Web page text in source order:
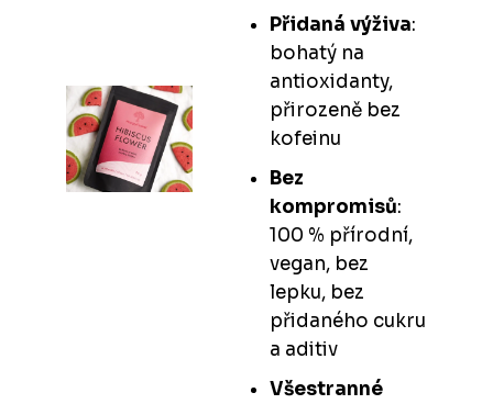
Přidaná výživa:
bohatý na
antioxidanty,
přirozeně bez
kofeinu
Bez
kompromisů:
100 % přírodní,
vegan, bez
lepku, bez
přidaného cukru
a aditiv
Všestranné